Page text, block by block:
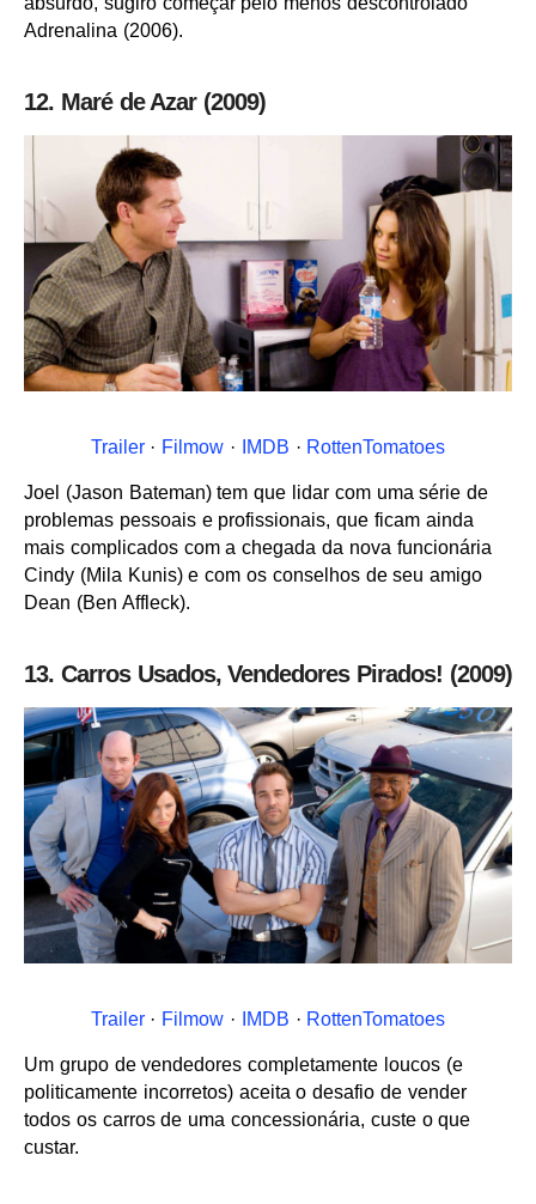
Adrenalina (2006).
12. Maré de Azar (2009)
Trailer· Filmow · IMDB · RottenTomatoes
Joel (Jason Bateman) tem que lidar com uma série de
problemas pessoais e profissionais, que ficam ainda
mais complicados com a chegada da nova funcionária
Cindy (Mila Kunis) e com os conselhos de seu amigo
Dean (Ben Affleck).
13. Carros Usados, Vendedores Pirados! (2009)
Trailer· Filmow · IMDB · RottenTomatoes
Um grupo de vendedores completamente loucos (e
politicamente incorretos) aceita o desafio de vender
todos os carros de uma concessionária, custe o que
custar.